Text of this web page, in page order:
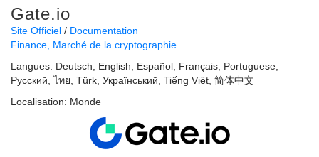
Gate.io
Site Officiel
Documentation
Finance Marché de la cryptographie
Langues: Deutsch English Español Français Portuguese
Русский ไทย Türk Український Tiếng Việt 简体中文
Localisation: Monde